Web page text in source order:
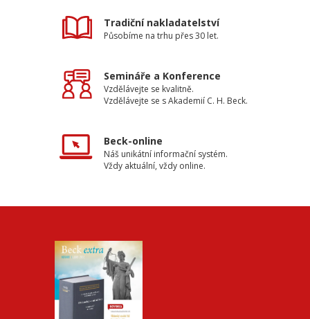
Tradiční nakladatelství
Působíme na trhu přes 30 let.
Semináře a Konference
Vzdělávejte se kvalitně.
Vzdělávejte se s Akademií C. H. Beck.
Beck-online
Náš unikátní informační systém.
Vždy aktuální, vždy online.